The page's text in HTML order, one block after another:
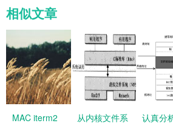
相似文章
MAC iterm2
从内核文件系
认真分